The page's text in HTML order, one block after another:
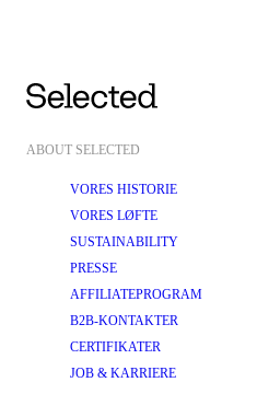
ABOUT SELECTED
VORES HISTORIE
VORES LØFTE
SUSTAINABILITY
PRESSE
AFFILIATEPROGRAM
B2B-KONTAKTER
CERTIFIKATER
JOB & KARRIERE